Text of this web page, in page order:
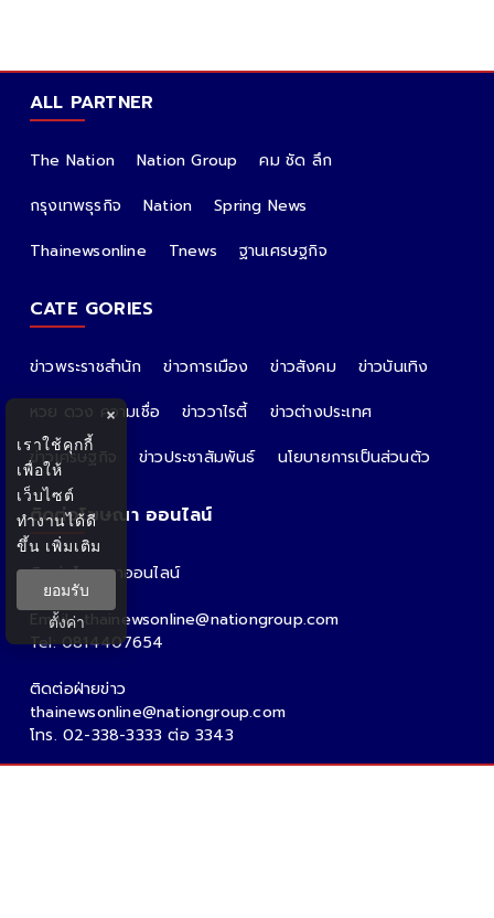
ALL PARTNER
The Nation Nation Group
คม ชัด ลึก
กรุงเทพธุรกิจ
Nation
Spring News
Thainewsonline
Tnews ฐานเศรษฐกิจ
CATE GORIES
ข่าวพระราชสำนัก ข่าวการเมือง ข่าวสังคม
ข่าวบันเทิง
หวย ดวง ความเชื่อ
ข่าววาไรตี้
ข่าวต่างประเทศ
ข่าวเศรษฐกิจ
ข่าวประชาสัมพันธ์ นโยบายการเป็นส่วนตัว
ติดต่อโฆษณา ออนไลน์
ติดต่อโฆษณาออนไลน์
คุณอ้อ
Email : thainewsonline@nationgroup.com
Tel: 0814407654
ติดต่อฝ่ายข่าว
thainewsonline@nationgroup.com
โทร. 02-338-3333 ต่อ 3343
×
เราใช้คุกกี้
เพื่อให้
เว็บไซต์
ทำงานได้ดี
ขึ้น เพิ่มเติม
ยอมรับ
ตั้งค่า